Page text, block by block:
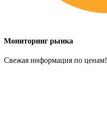
Мониторинг рынка
Свежая информация по ценам!